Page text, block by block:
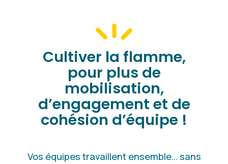
Cultiver la flamme,
pour plus de
mobilisation,
d’engagement et de
cohésion d’équipe !
Vos équipes travaillent ensemble… sans